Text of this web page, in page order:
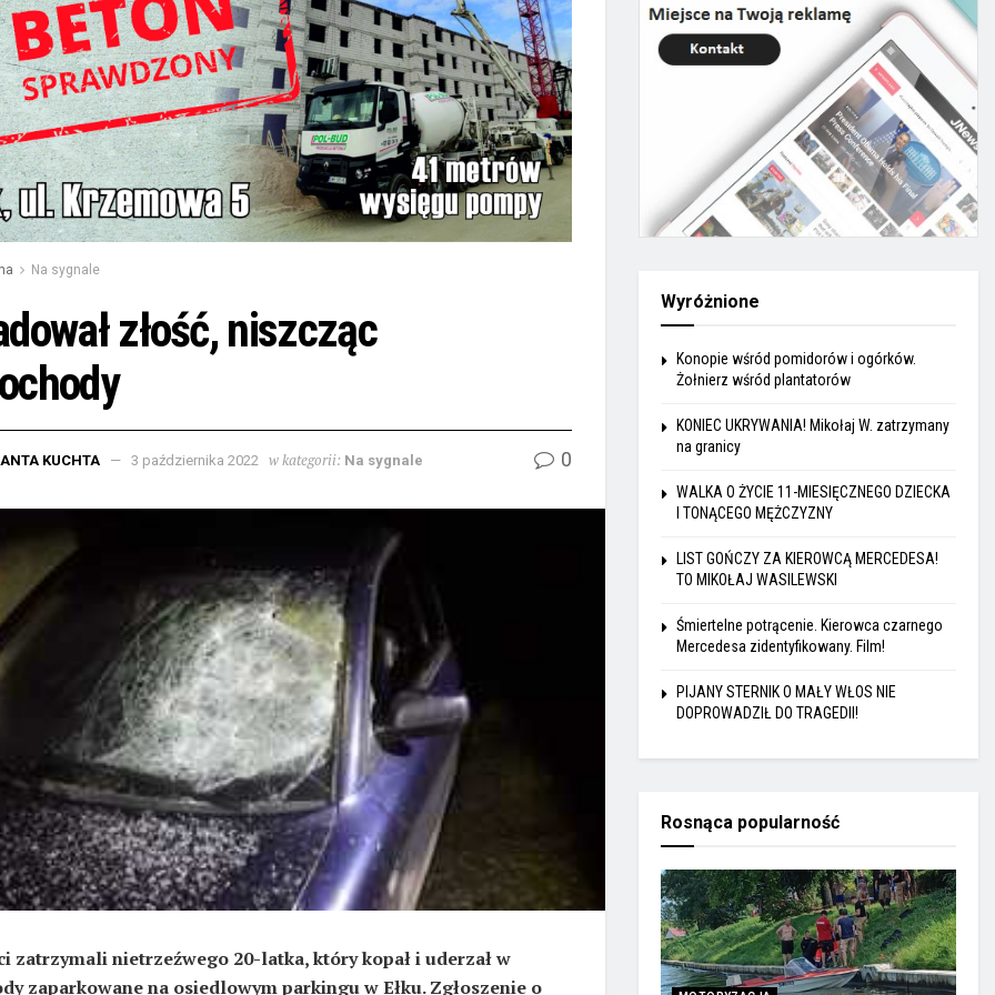
Na sygnale
złość, niszcząc
KUCHTA 3 października 2022 w kategorii: Na sygnale 0
zatrzymali nietrzeźwego 20-latka, który kopał i uderzał w
zaparkowane na osiedlowym parkingu w Ełku. Zgłoszenie o
Wyróżnione
Konopie wśród pomidorów i ogórków.
Żołnierz wśród plantatorów
KONIEC UKRYWANIA! Mikołaj W. zatrzymany
na granicy
WALKA O ŻYCIE 11-MIESIĘCZNEGO DZIECKA
I TONĄCEGO MĘŻCZYZNY
LIST GOŃCZY ZA KIEROWCĄ MERCEDESA!
TO MIKOŁAJ WASILEWSKI
Śmiertelne potrącenie. Kierowca czarnego
Mercedesa zidentyfikowany. Film!
PIJANY STERNIK O MAŁY WŁOS NIE
DOPROWADZIŁ DO TRAGEDII!
Rosnąca popularność